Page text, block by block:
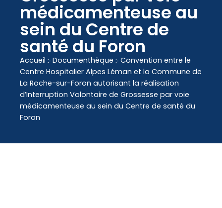
principalmédicamenteuse au
sein du Centre de
santé du Foron
Accueil ჻ Documenthèque ჻ Convention entre le
Centre Hospitalier Alpes Léman et la Commune de
La Roche-sur-Foron autorisant la réalisation
d’Interruption Volontaire de Grossesse par voie
médicamenteuse au sein du Centre de santé du
Foron